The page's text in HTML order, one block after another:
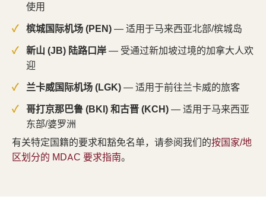
使用
槟城国际机场 (PEN)— 适用于马来西亚北部/槟城岛
新山 (JB) 陆路口岸— 受通过新加坡过境的加拿大人欢
迎
兰卡威国际机场 (LGK)— 适用于前往兰卡威的旅客
哥打京那巴鲁 (BKI) 和古晋 (KCH)— 适用于马来西亚
东部/婆罗洲
有关特定国籍的要求和豁免名单，请参阅我们的按国家/地
区划分的 MDAC 要求指南。